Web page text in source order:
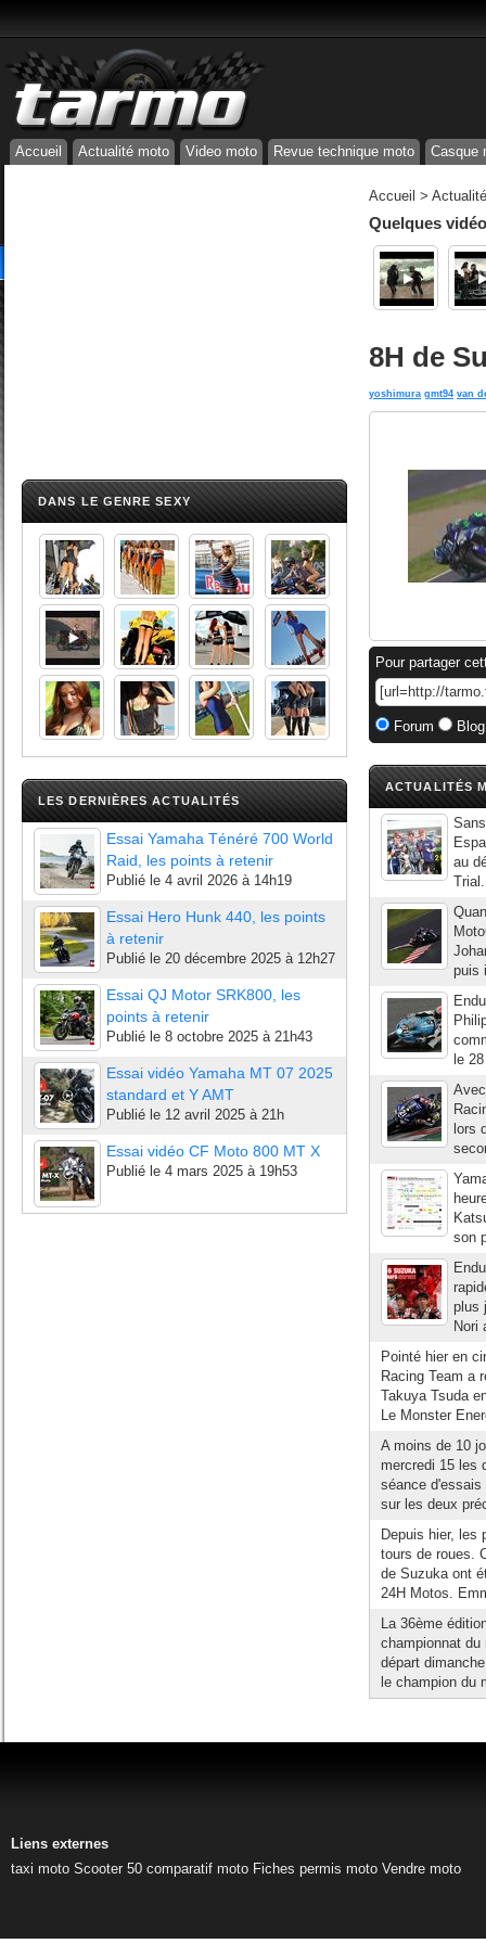
Accueil Actualité moto Video moto Revue technique moto Casque
DANS LE GENRE SEXY
LES DERNIÈRES ACTUALITÉS
Essai Yamaha Ténéré 700 World
Raid, les points à retenir
Publié le 4 avril 2026 à 14h19
Essai Hero Hunk 440, les points
à retenir
Publié le 20 décembre 2025 à 12h27
Essai QJ Motor SRK800, les
points à retenir
Publié le 8 octobre 2025 à 21h43
Essai vidéo Yamaha MT 07 2025
standard et Y AMT
Publié le 12 avril 2025 à 21h
Essai vidéo CF Moto 800 MT X
Publié le 4 mars 2025 à 19h53
Accueil >
Quelques
8H de
yoshimura gmt94 van
Pour partager
Forum
ACTUALITÉS
au
puis
le
lors
son
plus
Nori
Pointé hier en
Racing Team a
Takuya Tsuda
Le Monster
A moins de 10
mercredi 15 les
séance
sur les deux
Depuis hier, les
tours de roues.
de Suzuka ont
24H Motos.
La 36ème
championnat du
départ
le champion du
Liens externes
taxi moto Scooter 50 comparatif moto Fiches permis moto Vendre moto